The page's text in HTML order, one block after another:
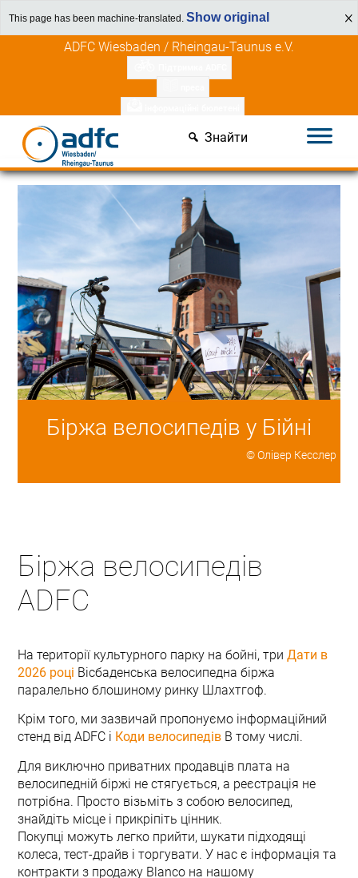
This page has been machine-translated. Show original
ADFC Wiesbaden / Rheingau-Taunus e.V.
Знайти
Біржа велосипедів у Бійні
© Олівер Кесслер
Біржа велосипедів
ADFC
На території культурного парку на бойні, триДати в
2026 році Вісбаденська велосипедна біржа
паралельно блошиному ринку Шлахтгоф.
Крім того, ми зазвичай пропонуємо інформаційний
стенд від ADFC і Коди велосипедів В тому числі.
Для виключно приватних продавців плата на
велосипедній біржі не стягується, а реєстрація не
потрібна. Просто візьміть з собою велосипед,
знайдіть місце і прикріпіть цінник.
Покупці можуть легко прийти, шукати підходящі
колеса, тест-драйв і торгувати. У нас є інформація та
контракти з продажу Blanco на нашому